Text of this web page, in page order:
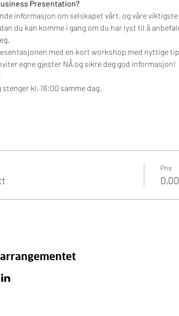
Presentation?
informasjon om selskapet vårt, og våre
du kan komme i gang om du har lyst til å
med en kort workshop med nyttige
egne gjester NÅ og sikre deg god informasjon!
stenger kl. 16:00 samme dag.
Pris